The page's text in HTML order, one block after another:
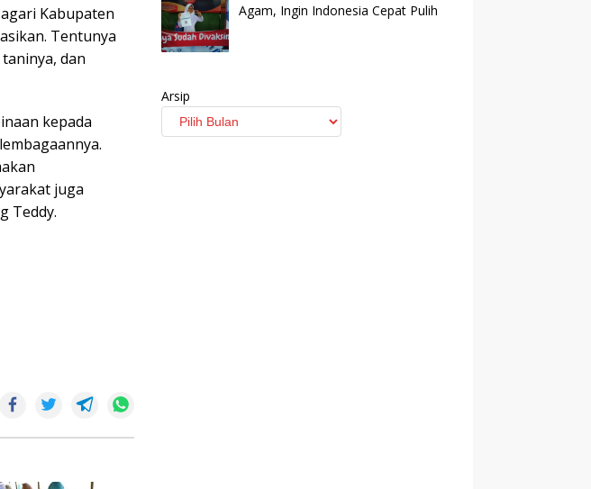
Kabupaten
Tentunya
dan
kepada
juga
Teddy.
Agam, Ingin Indonesia Cepat Pulih
Arsip